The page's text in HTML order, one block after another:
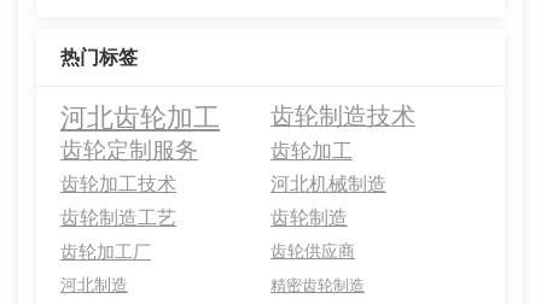
热门标签
河北齿轮加工 齿轮制造技术
齿轮定制服务 齿轮加工
齿轮加工技术
河北机械制造
齿轮制造工艺
齿轮制造
齿轮加工厂
齿轮供应商
河北制造
精密齿轮制造